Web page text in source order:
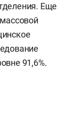
Еще
91,6%.